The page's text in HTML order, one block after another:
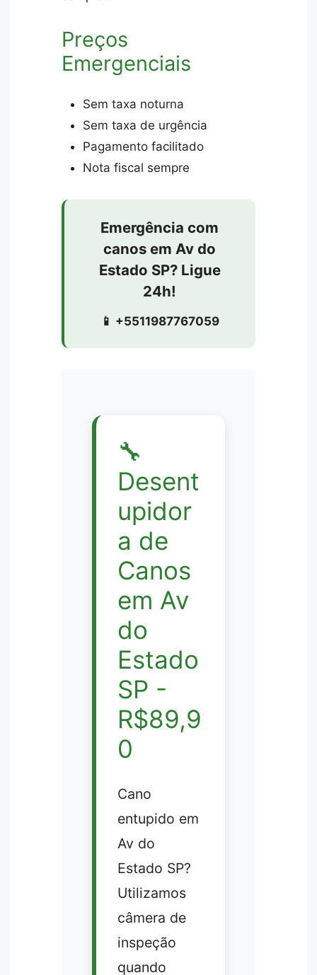
Preços
Emergenciais
Sem taxa noturna
Sem taxa de urgência
Pagamento facilitado
Nota fiscal sempre
Emergência com
canos em Av do
Estado SP? Ligue
24h!
📱 +5511987767059
🔧
Desent
upidor
a de
Canos
em Av
do
Estado
SP -
R$89,9
0
Cano
entupido em
Av do
Estado SP?
Utilizamos
câmera de
inspeção
quando